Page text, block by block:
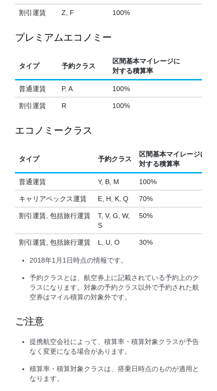
割引運賃 Z, F 100%
プレミアムエコノミー
タイプ 予約クラス
区間基本マイレージに
対する積算率
普通運賃 P, A 100%
割引運賃 R 100%
エコノミークラス
タイプ 予約クラス
区間基本マイレージに
対する積算率
普通運賃 Y, B, M 100%
キャリアペックス運賃 E, H, K, Q 70%
割引運賃, 包括旅行運賃
T, V, G, W,
S
50%
割引運賃, 包括旅行運賃 L, U, O 30%
2018年1月1日時点の情報です。
予約クラスとは、航空券上に記載されている予約上のク
ラスになります。対象の予約クラス以外で予約された航
空券はマイル積算の対象外です。
ご注意
提携航空会社によって、積算率・積算対象クラスが予告
なく変更になる場合があります。
積算率・積算対象クラスは、搭乗日時点のものが適用と
なります。